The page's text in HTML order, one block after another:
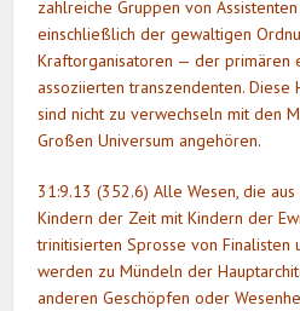
zahlreiche Gruppen von
einschließlich der gewaltigen
Kraftorganisatoren — der primären
assoziierten transzendenten. Diese
sind nicht zu verwechseln mit den
Großen Universum angehören.
31:9.13 (352.6) Alle Wesen, die
Kindern der Zeit mit Kindern der
trinitisierten Sprosse von Finalisten
werden zu Mündeln der
anderen Geschöpfen oder